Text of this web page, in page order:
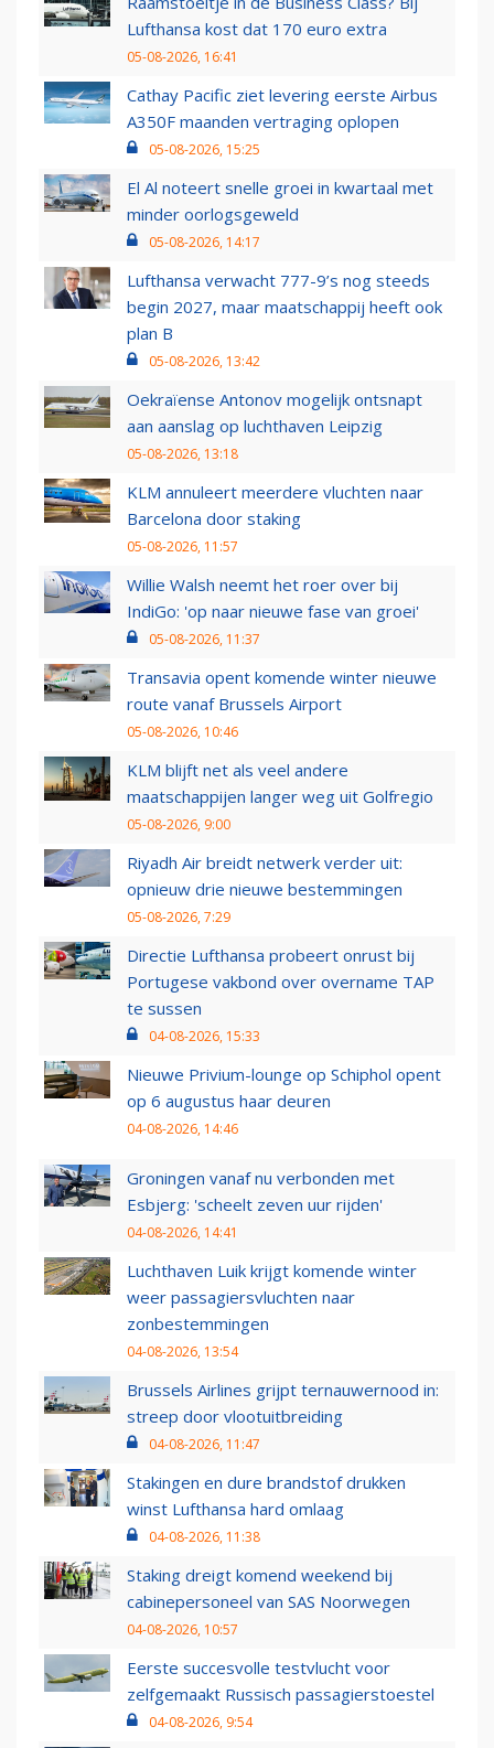
Lufthansa kost dat 170 euro extra
05-08-2026, 16:41
Cathay Pacific ziet levering eerste Airbus
A350F maanden vertraging oplopen
05-08-2026, 15:25
El Al noteert snelle groei in kwartaal met
minder oorlogsgeweld
05-08-2026, 14:17
Lufthansa verwacht 777-9’s nog steeds
begin 2027, maar maatschappij heeft ook
plan B
05-08-2026, 13:42
Oekraïense Antonov mogelijk ontsnapt
aan aanslag op luchthaven Leipzig
05-08-2026, 13:18
KLM annuleert meerdere vluchten naar
Barcelona door staking
05-08-2026, 11:57
Willie Walsh neemt het roer over bij
IndiGo: 'op naar nieuwe fase van groei'
05-08-2026, 11:37
Transavia opent komende winter nieuwe
route vanaf Brussels Airport
05-08-2026, 10:46
KLM blijft net als veel andere
maatschappijen langer weg uit Golfregio
05-08-2026, 9:00
Riyadh Air breidt netwerk verder uit:
opnieuw drie nieuwe bestemmingen
05-08-2026, 7:29
Directie Lufthansa probeert onrust bij
Portugese vakbond over overname TAP
te sussen
04-08-2026, 15:33
Nieuwe Privium-lounge op Schiphol opent
op 6 augustus haar deuren
04-08-2026, 14:46
Groningen vanaf nu verbonden met
Esbjerg: 'scheelt zeven uur rijden'
04-08-2026, 14:41
Luchthaven Luik krijgt komende winter
weer passagiersvluchten naar
zonbestemmingen
04-08-2026, 13:54
Brussels Airlines grijpt ternauwernood in:
streep door vlootuitbreiding
04-08-2026, 11:47
Stakingen en dure brandstof drukken
winst Lufthansa hard omlaag
04-08-2026, 11:38
Staking dreigt komend weekend bij
cabinepersoneel van SAS Noorwegen
04-08-2026, 10:57
Eerste succesvolle testvlucht voor
zelfgemaakt Russisch passagierstoestel
04-08-2026, 9:54